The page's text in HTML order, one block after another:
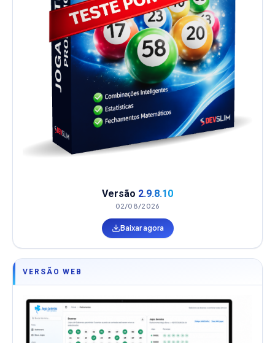
Versão 2.9.8.10
02/08/2026
Baixar agora
VERSÃO WEB